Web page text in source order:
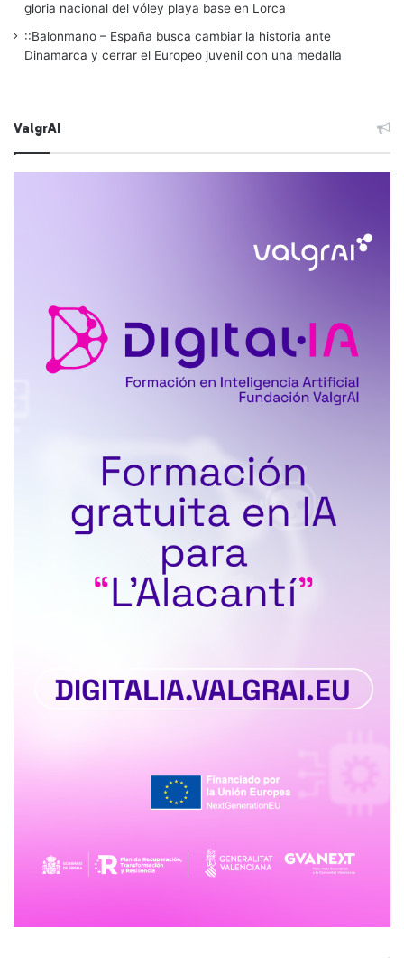
gloria nacional del vóley playa base en Lorca
::Balonmano – España busca cambiar la historia ante
Dinamarca y cerrar el Europeo juvenil con una medalla
ValgrAI